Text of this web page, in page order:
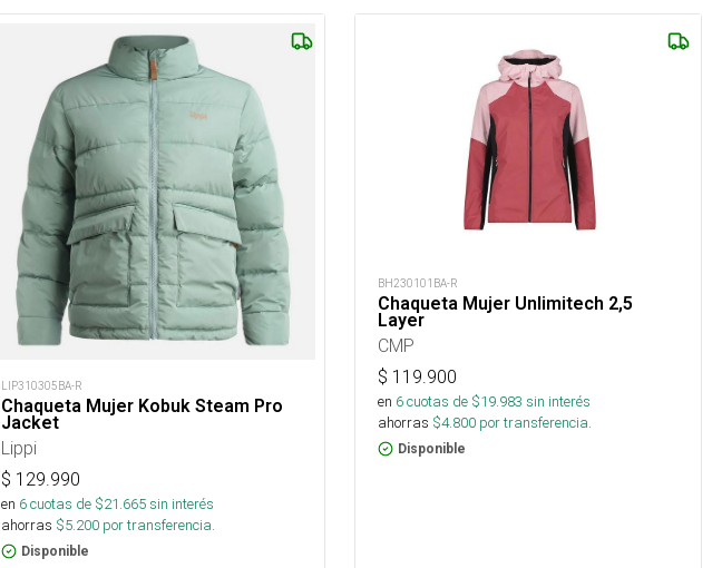
LIP310305BA-R
Chaqueta Mujer Kobuk Steam Pro
Jacket
Lippi
$ 129.990
en 6cuotas de $21.665sin interés
ahorras $5.200 por transferencia.
Disponible
BH230101BA-R
Chaqueta Mujer Unlimitech 2,5
Layer
CMP
$ 119.900
en 6cuotas de $19.983 sin interés
ahorras $4.800 por transferencia.
Disponible